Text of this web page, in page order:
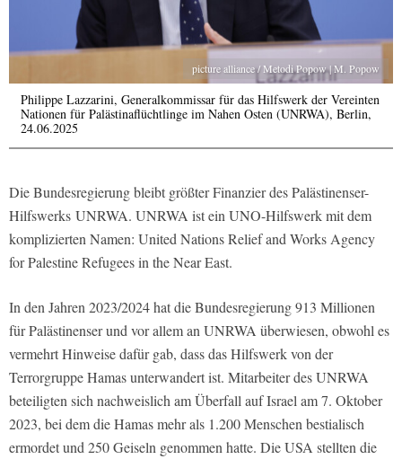
picture alliance / Metodi Popow | M. Popow
Philippe Lazzarini, Generalkommissar für das Hilfswerk der Vereinten
Nationen für Palästinaflüchtlinge im Nahen Osten (UNRWA), Berlin,
24.06.2025
Die Bundesregierung bleibt größter Finanzier des Palästinenser-
Hilfswerks UNRWA. UNRWA ist ein UNO-Hilfswerk mit dem
komplizierten Namen: United Nations Relief and Works Agency
for Palestine Refugees in the Near East.
In den Jahren 2023/2024 hat die Bundesregierung 913 Millionen
für Palästinenser und vor allem an UNRWA überwiesen, obwohl es
vermehrt Hinweise dafür gab, dass das Hilfswerk von der
Terrorgruppe Hamas unterwandert ist. Mitarbeiter des UNRWA
beteiligten sich nachweislich am Überfall auf Israel am 7. Oktober
2023, bei dem die Hamas mehr als 1.200 Menschen bestialisch
ermordet und 250 Geiseln genommen hatte. Die USA stellten die